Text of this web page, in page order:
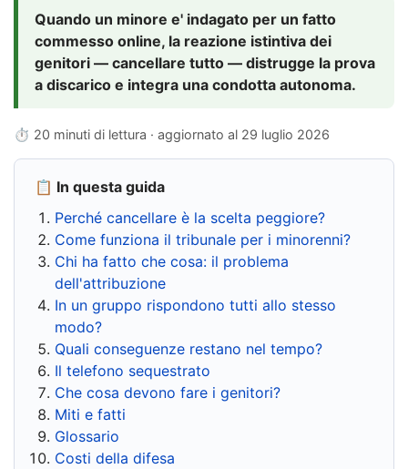
Quando un minore e' indagato per un fatto
commesso online, la reazione istintiva dei
genitori — cancellare tutto — distrugge la prova
a discarico e integra una condotta autonoma.
⏱ 20 minuti di lettura · aggiornato al 29 luglio 2026
📋 In questa guida
Perché cancellare è la scelta peggiore?
Come funziona il tribunale per i minorenni?
Chi ha fatto che cosa: il problema
dell'attribuzione
In un gruppo rispondono tutti allo stesso
modo?
Quali conseguenze restano nel tempo?
Il telefono sequestrato
Che cosa devono fare i genitori?
Miti e fatti
Glossario
Costi della difesa